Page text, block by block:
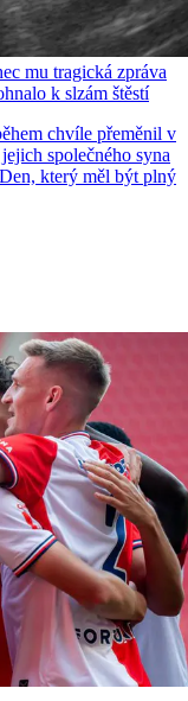
mu tragická zpráva
k slzám štěstí
chvíle přeměnil v
společného syna
který měl být plný